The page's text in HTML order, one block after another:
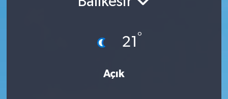
21 °
Açık